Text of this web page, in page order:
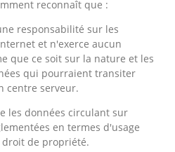
reconnaît que :
responsabilité sur les
et n'exerce aucun
que ce soit sur la nature et les
qui pourraient transiter
centre serveur.
les données circulant sur
en termes d'usage
de propriété.